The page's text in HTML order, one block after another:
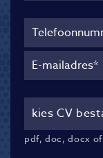
kies CV
pdf, doc, docx